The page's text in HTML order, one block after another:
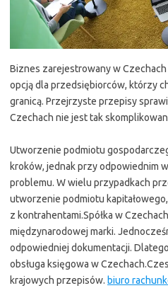
Biznes zarejestrowany w
opcją dla przedsiębiorców, którzy
granicą. Przejrzyste przepisy
Czechach nie jest tak
Utworzenie podmiotu
kroków, jednak przy odpowiednim
problemu. W wielu przypadkach
utworzenie podmiotu
z kontrahentami.Spółka w
międzynarodowej marki.
odpowiedniej dokumentacji.
obsługa księgowa w
krajowych przepisów. biuro